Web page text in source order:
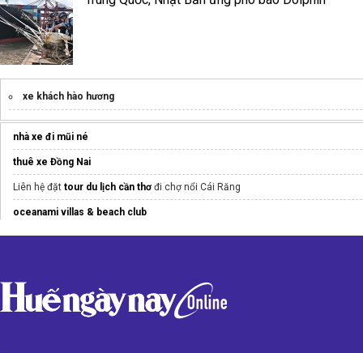
xe khách hào hương
nhà xe đi mũi né
thuê xe Đồng Nai
Liên hệ đặt tour du lịch cần thơ đi chợ nổi Cái Răng
oceanami villas & beach club
Xưởng mayao dong phuc lop